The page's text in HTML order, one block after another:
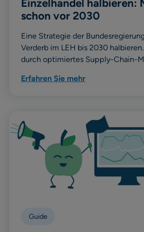
Einzelhandel halbieren:
schon vor 2030
Eine Strategie der
Verderb im LEH bis 2030
durch optimiertes Supply-Chain-
Erfahren Sie mehr
Guide